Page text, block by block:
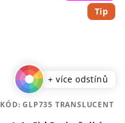
Tip
+ více odstínů
KÓD:GLP735 TRANSLUCENT